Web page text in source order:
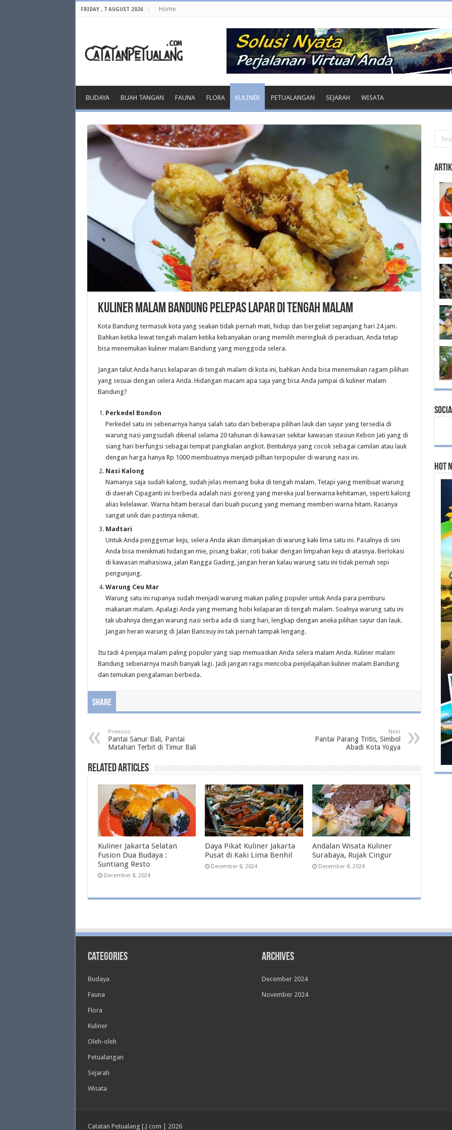
FRIDAY , 7 AUGUST 2026 Home
BUDAYA BUAH TANGAN FAUNA FLORA KULINER PETUALANGAN SEJARAH WISATA
Kuliner Malam Bandung Pelepas Lapar di Tengah Malam
Kota Bandung termasuk kota yang seakan tidak pernah mati, hidup dan bergeliat sepanjang hari 24 jam.
Bahkan ketika lewat tengah malam ketika kebanyakan orang memilih meringkuk di peraduan, Anda tetap
bisa menemukan kuliner malam Bandung yang menggoda selera.
Jangan talut Anda harus kelaparan di tengah malam di kota ini, bahkan Anda bisa menemukan ragam pilihan
yang sesuai dengan selera Anda. Hidangan macam apa saja yang bisa Anda jumpai di kuliner malam
Bandung?
Perkedel Bondon
Perkedel satu ini sebenarnya hanya salah satu dari beberapa pilihan lauk dan sayur yang tersedia di
warung nasi yangsudah dikenal selama 20 tahunan di kawasan sekitar kawasan stasiun Kebon Jati yang di
siang hari berfungsi sebagai tempat pangkalan angkot. Bentuknya yang cocok sebagai camilan atau lauk
dengan harga hanya Rp 1000 membuatnya menjadi pilhan terpopuler di warung nasi ini.
Nasi Kalong
Namanya saja sudah kalong, sudah jelas memang buka di tengah malam. Tetapi yang membuat warung
di daerah Cipaganti ini berbeda adalah nasi goreng yang mereka jual berwarna kehitaman, seperti kalong
alias kelelawar. Warna hitam berasal dari buah pucung yang memang memberi warna hitam. Rasanya
sangat unik dan pastinya nikmat.
Madtari
Untuk Anda penggemar keju, selera Anda akan dimanjakan di warung kaki lima satu ini. Pasalnya di sini
Anda bisa menikmati hidangan mie, pisang bakar, roti bakar dengan limpahan keju di atasnya. Berlokasi
di kawasan mahasiswa, jalan Rangga Gading, jangan heran kalau warung satu ini tidak pernah sepi
pengunjung.
Warung Ceu Mar
Warung satu ini rupanya sudah menjadi warung makan paling populer untuk Anda para pemburu
makanan malam. Apalagi Anda yang memang hobi kelaparan di tengah malam. Soalnya warung satu ini
tak ubahnya dengan warung nasi serba ada di siang hari, lengkap dengan aneka pilihan sayur dan lauk.
Jangan heran warung di Jalan Banceuy ini tak pernah tampak lengang.
Itu tadi 4 penjaja malam paling populer yang siap memuaskan Anda selera malam Anda. Kuliner malam
Bandung sebenarnya masih banyak lagi. Jadi jangan ragu mencoba penjelajahan kuliner malam Bandung
dan temukan pengalaman berbeda.
Share
Previous
Pantai Sanur Bali, Pantai
Matahari Terbit di Timur Bali
Next
Pantai Parang Tritis, Simbol
Abadi Kota Yogya
Related Articles
Kuliner Jakarta Selatan
Fusion Dua Budaya :
Suntiang Resto
December 8, 2024
Daya Pikat Kuliner Jakarta
Pusat di Kaki Lima Benhil
December 8, 2024
Andalan Wisata Kuliner
Surabaya, Rujak Cingur
December 8, 2024
Hot
Categories
Budaya
Fauna
Flora
Kuliner
Oleh-oleh
Petualangan
Sejarah
Wisata
Archives
December 2024
November 2024
Catatan Petualang [.] com | 2026